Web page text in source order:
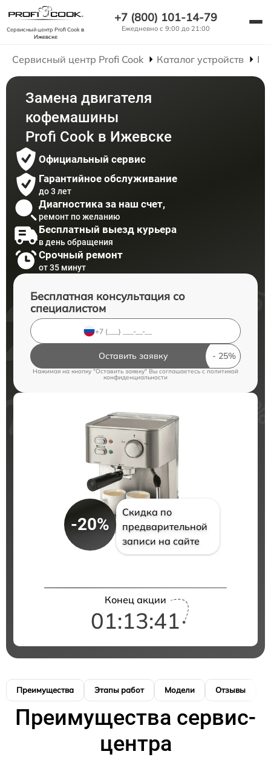
Сервисный центр Profi Cookв
Ижевске
+7 (800) 101-14-79
Ежедневно с 9:00 до 21:00
Сервисный центр Profi Cook Каталог устройств
Замена двигателя
кофемашины
Profi Cook в Ижевске
Официальный сервис
Гарантийное обслуживание
до 3 лет
Диагностика за наш счет,
ремонт по желанию
Бесплатный выезд курьера
в день обращения
Срочный ремонт
от 35 минут
Бесплатная консультация со
специалистом
Оставить заявку
Нажимая на кнопку "Оставить заявку" Вы соглашаетесь c политикой
конфиденциальности
-20%
Скидка по
предварительной
записи на сайте
Конец акции
01:13:41
Преимущества Этапы работ Модели Отзывы
Преимущества сервис-
центра